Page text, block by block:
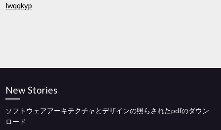
lwqqkyp
New Stories
ソフトウェアアーキテクチャとデザインの照らされたpdfのダウン
ロード